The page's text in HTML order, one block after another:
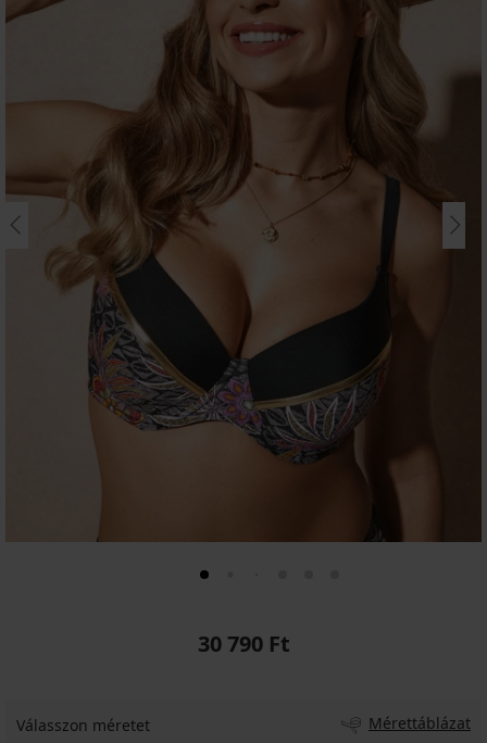
30 790 Ft
Válasszon méretet Mérettáblázat